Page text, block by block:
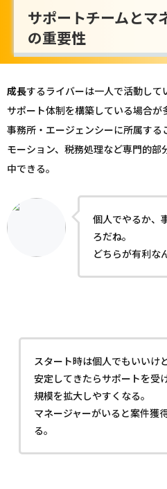
サポートチームとマ
の重要性
成長するライバーは一人で活動して
サポート体制を構築している場合が
事務所・エージェンシーに所属する
モーション、税務処理など専門的部
中できる。
個人でやるか、
ろだね。
どちらが有利な
スタート時は個人でもいいけ
安定してきたらサポートを受
規模を拡大しやすくなる。
マネージャーがいると案件獲
る。